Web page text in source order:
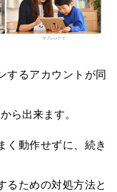
するアカウントが同
ら出来ます。
く動作せずに、続き
るための対処方法と